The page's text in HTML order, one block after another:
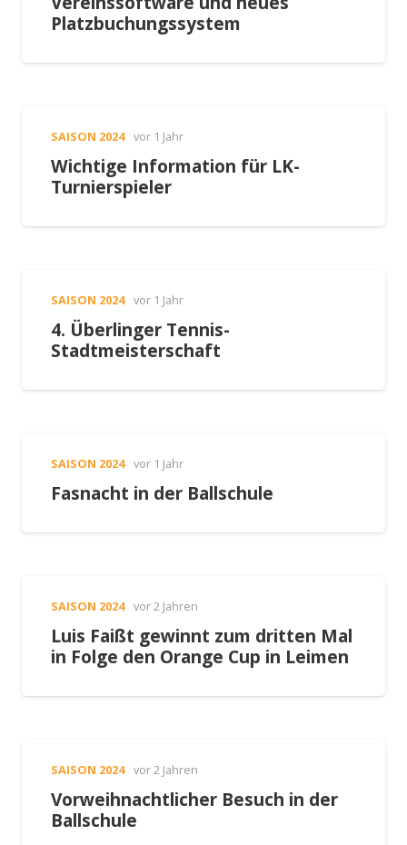
Platzbuchungssystem
SAISON 2024 vor 1 Jahr
Wichtige Information für LK-
Turnierspieler
SAISON 2024 vor 1 Jahr
4. Überlinger Tennis-
Stadtmeisterschaft
SAISON 2024 vor 1 Jahr
Fasnacht in der Ballschule
SAISON 2024 vor 2 Jahren
Luis Faißt gewinnt zum dritten Mal
in Folge den Orange Cup in Leimen
SAISON 2024 vor 2 Jahren
Vorweihnachtlicher Besuch in der
Ballschule